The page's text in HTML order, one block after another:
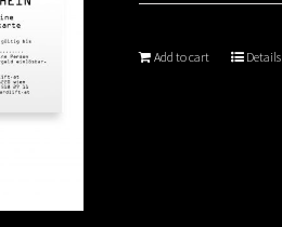
Add to cart Details